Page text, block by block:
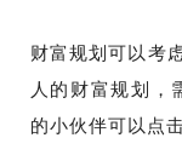
财富规划可以考
人的财富规划，
的小伙伴可以点